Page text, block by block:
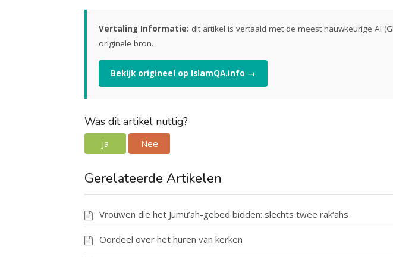
Vertaling Informatie: dit artikel is vertaald met de meest nauwkeurige AI
originele bron.
Bekijk origineel op IslamQA.info →
Was dit artikel nuttig?
Ja Nee
Gerelateerde Artikelen
Vrouwen die het Jumu’ah-gebed bidden: slechts twee rak‘ahs
Oordeel over het huren van kerken